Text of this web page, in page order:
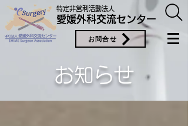
特定非営利活動法人
愛媛外科交流センター
お問合せ
お知らせ